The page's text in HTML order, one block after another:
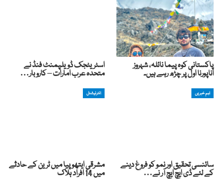
پاکستانی کوہ پیما نائلہ، شہروز
اناپورنا اول پر چڑھ رہے ہیں۔
اسٹریٹجک ڈویلپمنٹ فنڈ نے
متحدہ عرب امارات – کاروبار…
اہم خبریں
سائنسی تحقیق اور نمو کو فروغ دینے
کے لئے ڈی ایچ ایچ آر نے…
انٹرنیشنل
مشرقی ایتھوپیا میں ٹرین کے حادثے
میں 14 افراد ہلاک